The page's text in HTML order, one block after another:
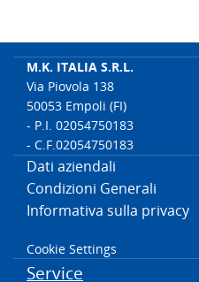
M.K. ITALIA S.R.L.
Via Piovola 138
50053 Empoli (FI)
- P.I. 02054750183
- C.F.02054750183
Dati aziendali
Condizioni Generali
Informativa sulla privacy
Cookie Settings
Service